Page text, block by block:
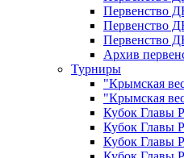
Первенство
Первенство
Первенство
Архив
Турниры
"Крымская
"Крымская
Кубок Главы
Кубок Главы
Кубок Главы